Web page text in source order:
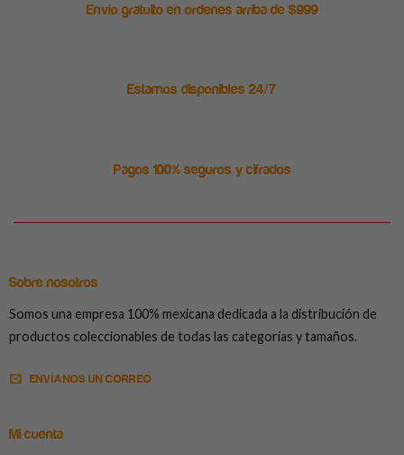
Envío gratuito en ordenes arriba de $999
Estamos disponibles 24/7
Pagos 100% seguros y cifrados
Sobre nosotros
Somos una empresa 100% mexicana dedicada a la distribución de
productos coleccionables de todas las categorías y tamaños.
ENVÍANOS UN CORREO
Mi cuenta